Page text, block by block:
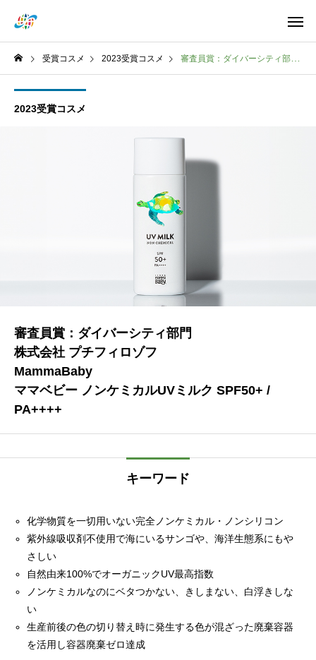
受賞コスメ 2023受賞コスメ 審査員賞：ダイバーシティ部門株式会社 プチフィロゾフMammaBabyママベビー ノンケミカルUVミルク SPF50+ / PA++++
2023受賞コスメ
審査員賞：ダイバーシティ部門
株式会社 プチフィロゾフ
MammaBaby
ママベビー ノンケミカルUVミルク SPF50+ /
PA++++
キーワード
化学物質を一切用いない完全ノンケミカル・ノンシリコン
紫外線吸収剤不使用で海にいるサンゴや、海洋生態系にもや
さしい
自然由来100%でオーガニックUV最高指数
ノンケミカルなのにベタつかない、きしまない、白浮きしな
い
生産前後の色の切り替え時に発生する色が混ざった廃棄容器
を活用し容器廃棄ゼロ達成